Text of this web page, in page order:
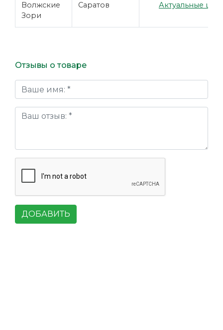
Волжские
Зори
Саратов Актуальные
Отзывы о товаре
ДОБАВИТЬ